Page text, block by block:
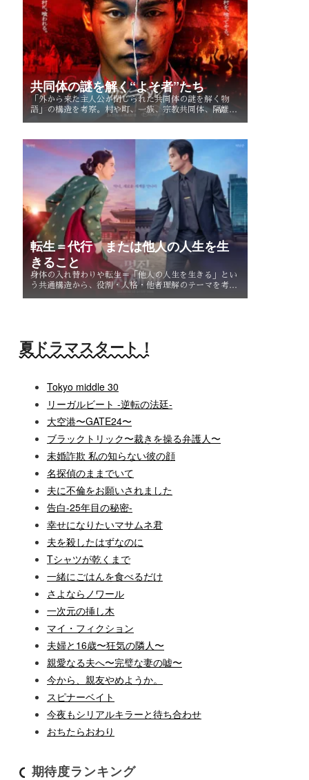
共同体の謎を解く“よそ者”たち
「外から来た主人公が閉じられた共同体の謎を解く物
語」の構造を考察。村や町、一族、宗教共同体、隔離社
転生＝代行 または他人の人生を生
きること
身体の入れ替わりや転生＝「他人の人生を生きる」とい
う共通構造から、役割・人格・他者理解のテーマを考
夏ドラマスタート！
Tokyo middle 30
リーガルビート -逆転の法廷-
大空港〜GATE24〜
ブラックトリック〜裁きを操る弁護人〜
未婚詐欺 私の知らない彼の顔
名探偵のままでいて
夫に不倫をお願いされました
告白-25年目の秘密-
幸せになりたいマサムネ君
夫を殺したはずなのに
Tシャツが乾くまで
一緒にごはんを食べるだけ
さよならノワール
一次元の挿し木
マイ・フィクション
夫婦と16歳〜狂気の隣人〜
親愛なる夫へ〜完璧な妻の嘘〜
今から、親友やめようか。
スピナーベイト
今夜もシリアルキラーと待ち合わせ
おちたらおわり
期待度ランキング